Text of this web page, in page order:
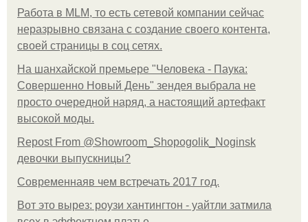
Работа в MLM, то есть сетевой компании сейчас
неразрывно связана с создание своего контента,
своей страницы в соц сетях.
На шанхайской премьере "Человека - Паука:
Совершенно Новый День" зендея выбрала не
просто очередной наряд, а настоящий артефакт
высокой моды.
Repost From @Showroom_Shopogolik_Noginsk
девочки выпускницы?
Современнаяв чем встречать 2017 год.
Вот это вырез: роузи хантингтон - уайтли затмила